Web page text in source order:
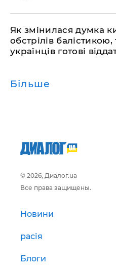
Як змінилася думка
обстрілів балістикою,
українців готові
Більше
© 2026, Диалог.ua
Все права защищены.
Новини
расія
Блоги